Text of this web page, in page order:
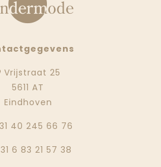
Vrijstraat 25
5611 AT
Eindhoven
40 245 66 76
6 83 21 57 38